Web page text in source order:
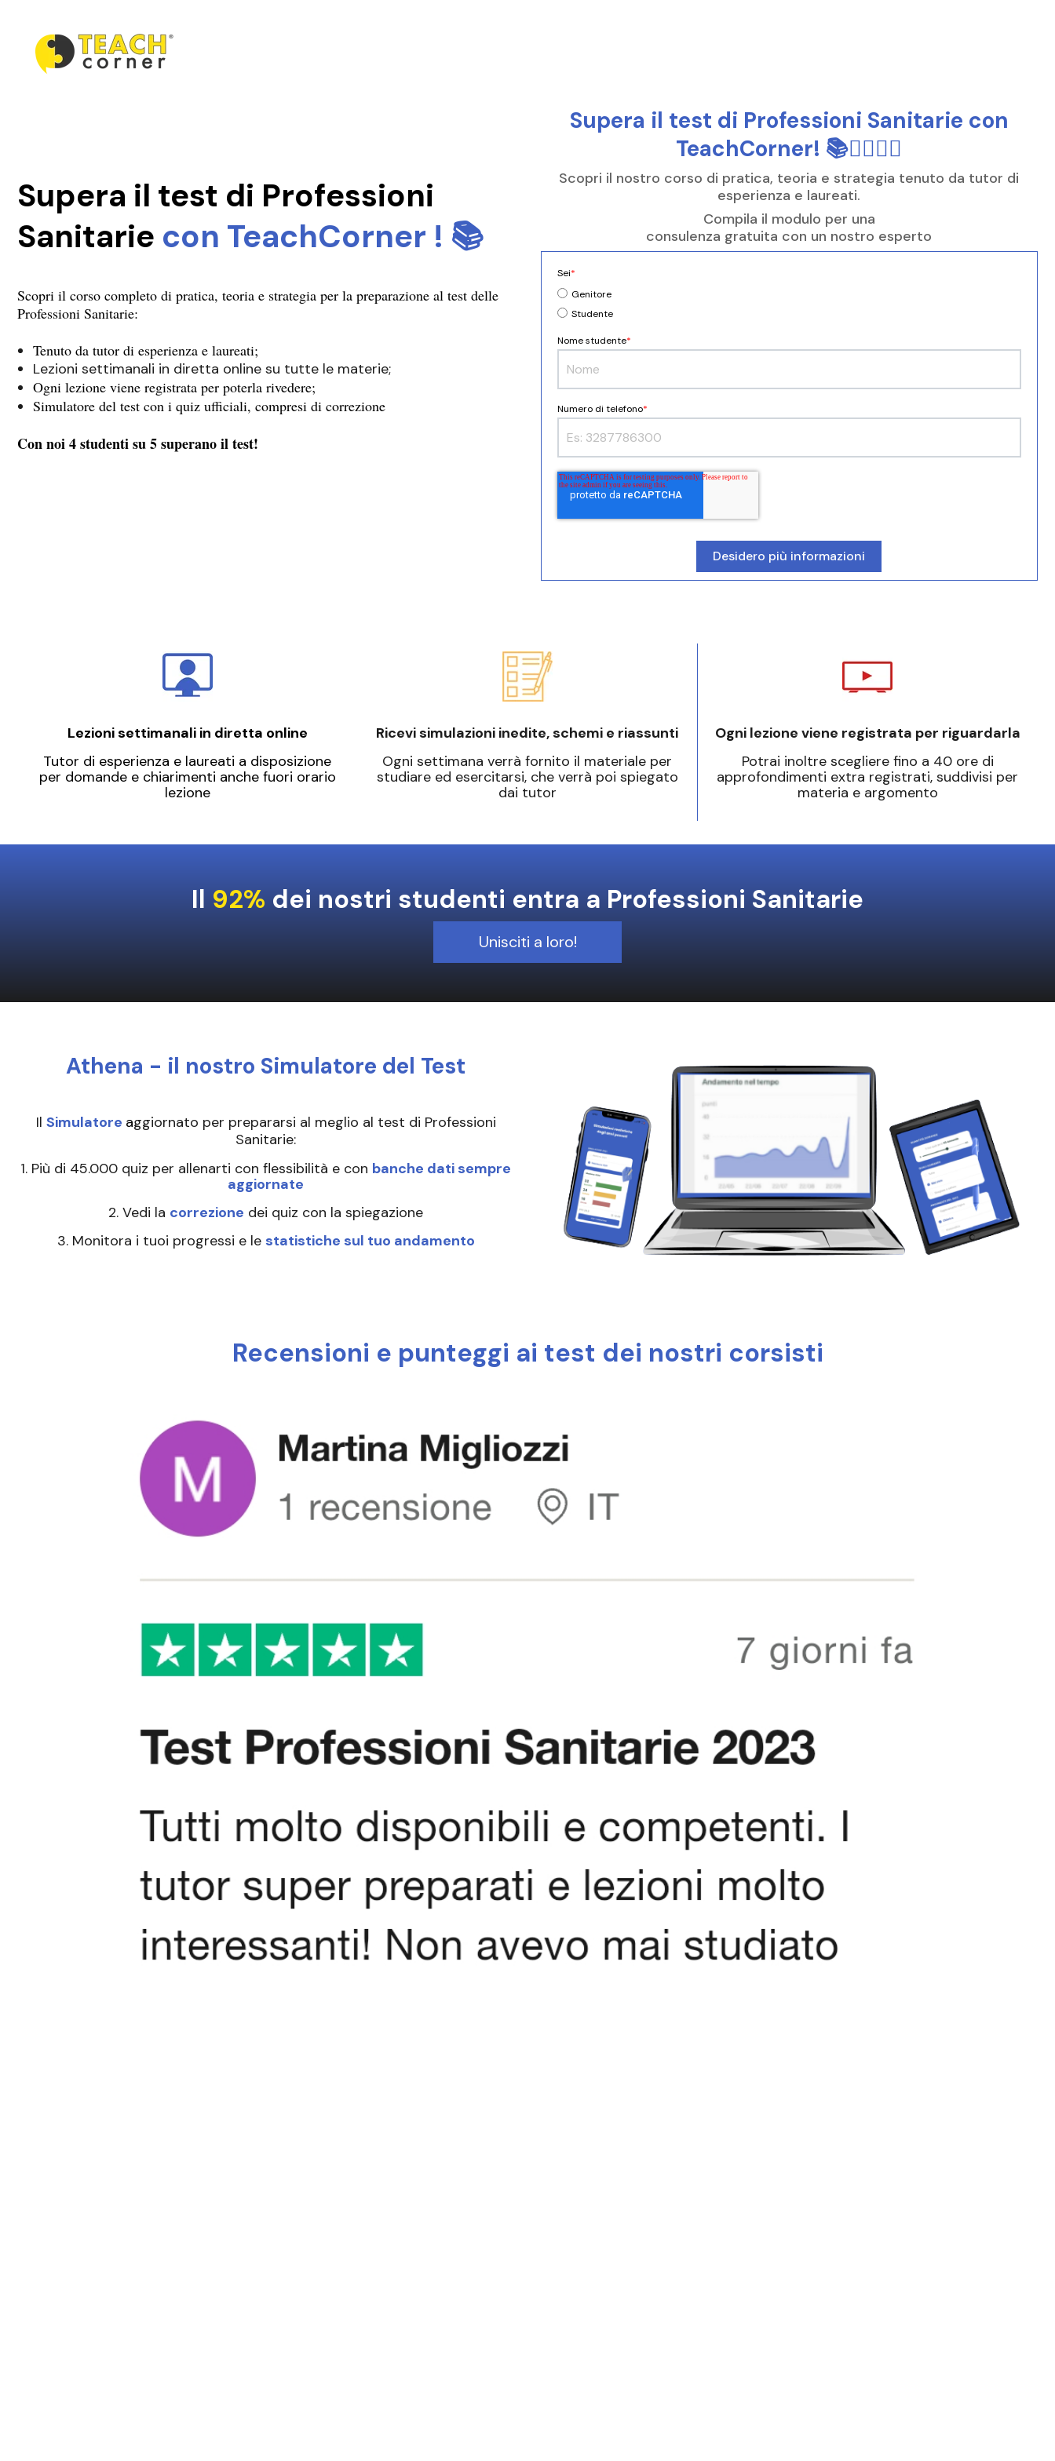
Supera il test di Professioni
Sanitarie con TeachCorner ! 📚
Scopri il corso completo di pratica, teoria e strategia per la preparazione al test delle
Professioni Sanitarie:
Tenuto da tutor di esperienza e laureati;
Lezioni settimanali in diretta online su tutte le materie;
Ogni lezione viene registrata per poterla rivedere;
Simulatore del test con i quiz ufficiali, compresi di correzione
Con noi 4 studenti su 5 superano il test!
Supera il test di Professioni Sanitarie con
TeachCorner! 📚👩‍⚕️👨‍⚕️
Scopri il nostro corso di pratica, teoria e strategia tenuto da tutor di
esperienza e laureati.
Compila il modulo per una
consulenza gratuita con un nostro esperto
Sei*
Genitore
Studente
Nome studente*
Numero di telefono*
Lezioni settimanali in diretta online
Tutor di esperienza e laureati a disposizione
per domande e chiarimenti anche fuori orario
lezione
Ricevi simulazioni inedite, schemi e riassunti
Ogni settimana verrà fornito il materiale per
studiare ed esercitarsi, che verrà poi spiegato
dai tutor
Ogni lezione viene registrata per riguardarla
Potrai inoltre scegliere fino a 40 ore di
approfondimenti extra registrati, suddivisi per
materia e argomento
Il 92% dei nostri studenti entra a Professioni Sanitarie
Unisciti a loro!
Athena - il nostro Simulatore del Test
Il Simulatore aggiornato per prepararsi al meglio al test di Professioni
Sanitarie:
1. Più di 45.000 quiz per allenarti con flessibilità e con banche dati sempre
aggiornate
2. Vedi la correzione dei quiz con la spiegazione
3. Monitora i tuoi progressi e le statistiche sul tuo andamento
Recensioni e punteggi ai test dei nostri corsisti